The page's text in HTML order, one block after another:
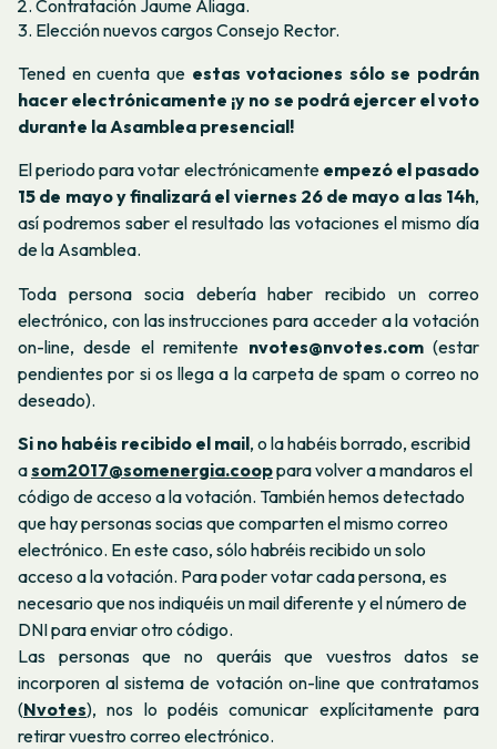
Contratación Jaume Aliaga.
Elección nuevos cargos Consejo Rector.
Tened en cuenta que estas votaciones sólo se podrán
hacer electrónicamente ¡y no se podrá ejercer el voto
durante la Asamblea presencial!
El periodo para votar electrónicamente empezó el pasado
15 de mayo y finalizará el viernes 26 de mayo a las 14h,
así podremos saber el resultado las votaciones el mismo día
de la Asamblea.
Toda persona socia debería haber recibido un correo
electrónico, con las instrucciones para acceder a la votación
on-line, desde el remitente nvotes@nvotes.com(estar
pendientes por si os llega a la carpeta de spam o correo no
deseado).
Si no habéis recibido el mail, o la habéis borrado, escribid
asom2017@somenergia.cooppara volver a mandaros el
código de acceso a la votación. También hemos detectado
que hay personas socias que comparten el mismo correo
electrónico. En este caso, sólo habréis recibido un solo
acceso a la votación. Para poder votar cada persona, es
necesario que nos indiquéis un mail diferente y el número de
DNI para enviar otro código.
Las personas que no queráis que vuestros datos se
incorporen al sistema de votación on-line que contratamos
(Nvotes), nos lo podéis comunicar explícitamente para
retirar vuestro correo electrónico.